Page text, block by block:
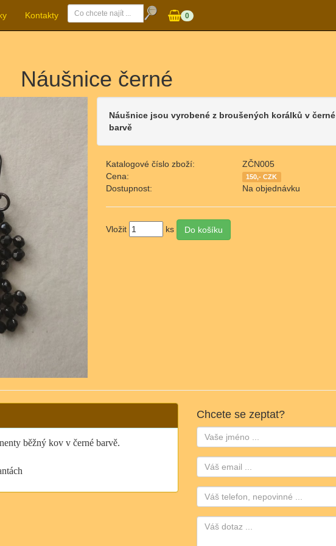
Kontakty 0
Náušnice černé
Náušnice jsou vyrobené z broušených korálků v černé
barvě
Katalogové číslo zboží:
ZČN005
Cena:
150,- CZK
Dostupnost: Na objednávku
Vložit ks
běžný kov v černé barvě.
Chcete se zeptat?
Jméno:
Email:
Telefon: